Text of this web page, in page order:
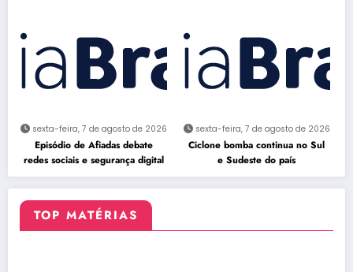
sexta-feira, 7 de agosto de 2026
Episódio de Afiadas debate
redes sociais e segurança digital
sexta-feira, 7 de agosto de 2026
Ciclone bomba continua no Sul
e Sudeste do país
TOP MATÉRIAS